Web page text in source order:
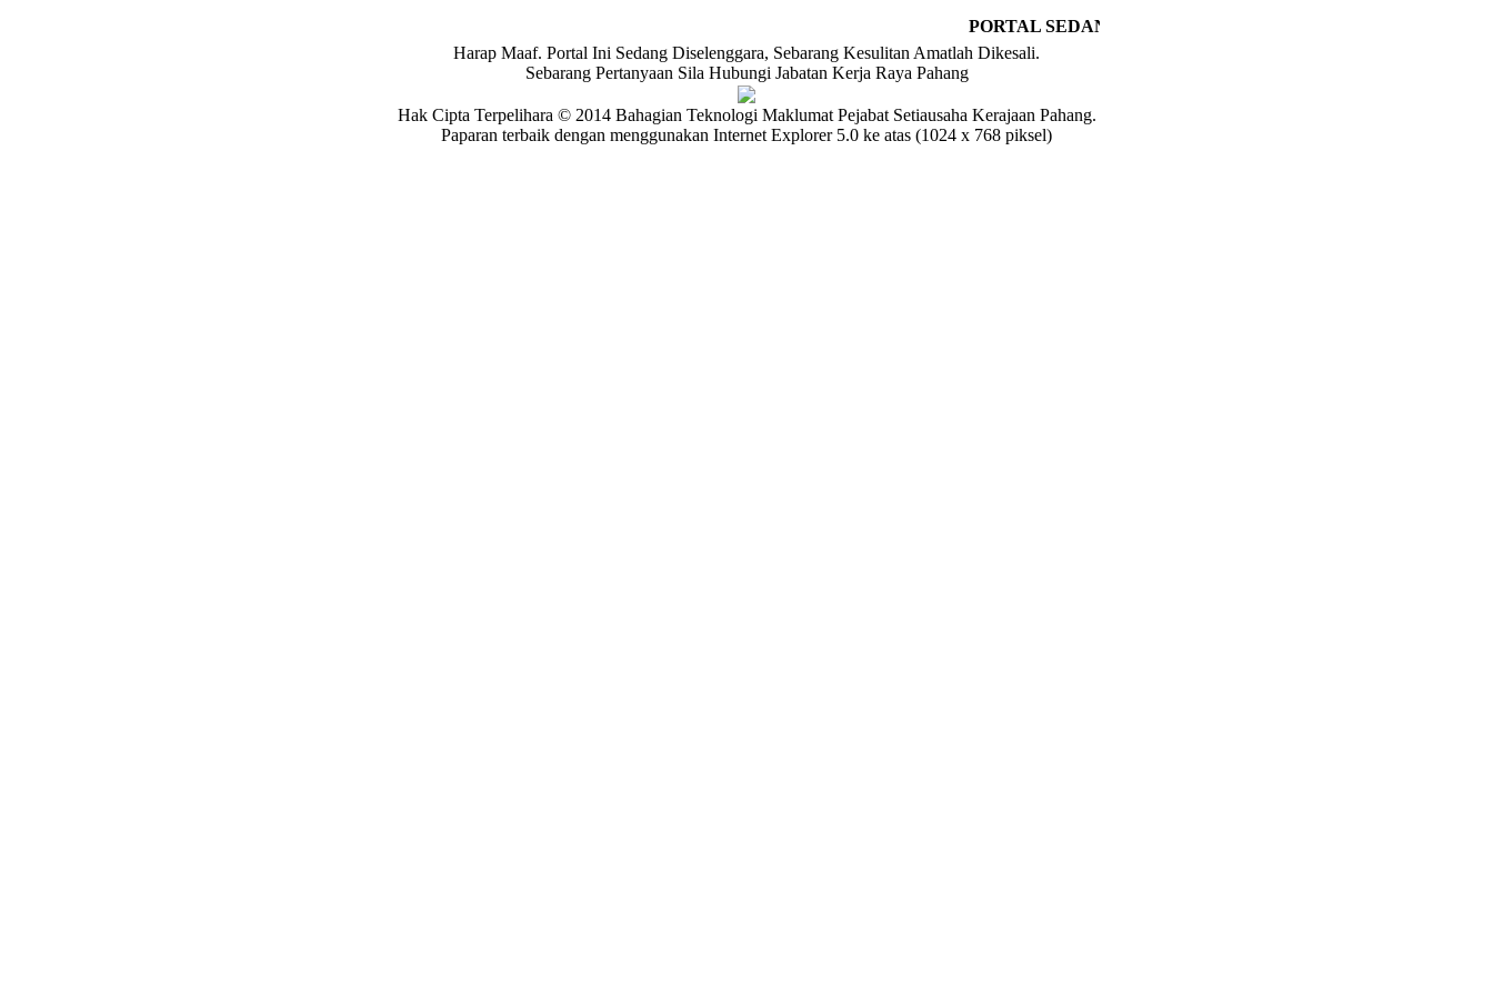
PORTAL SEDANG DISELENGGARA. MOHON MAAF ATAS
Harap Maaf. Portal Ini Sedang Diselenggara, Sebarang Kesulitan Amatlah Dikesali.
Sebarang Pertanyaan Sila Hubungi Jabatan Kerja Raya Pahang
Hak Cipta Terpelihara © 2014 Bahagian Teknologi Maklumat Pejabat Setiausaha Kerajaan Pahang.
Paparan terbaik dengan menggunakan Internet Explorer 5.0 ke atas (1024 x 768 piksel)